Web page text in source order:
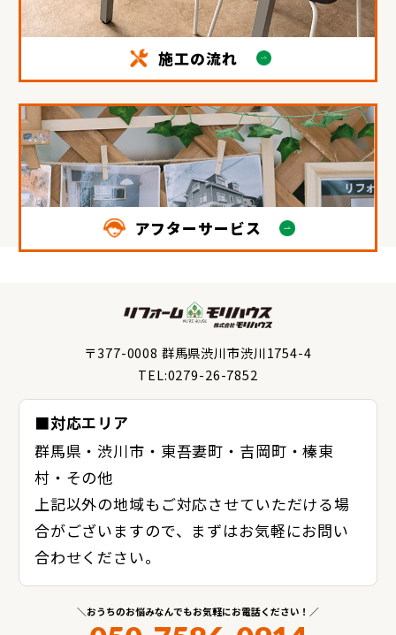
施工の流れ
アフターサービス
〒377-0008 群馬県渋川市渋川1754-4
TEL:0279-26-7852
■対応エリア
群馬県・渋川市・東吾妻町・吉岡町・榛東
村・その他
上記以外の地域もご対応させていただける場
合がございますので、まずはお気軽にお問い
合わせください。
おうちのお悩みなんでもお気軽にお電話ください！